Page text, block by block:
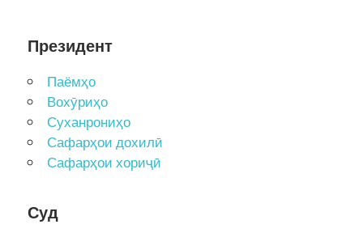
Президент
Паёмҳо
Вохӯриҳо
Суханрониҳо
Сафарҳои дохилӣ
Сафарҳои хориҷӣ
Суд